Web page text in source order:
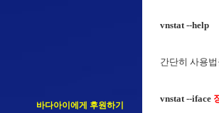
바다아이에게 후원하기
vnstat --help
간단히 사용
vnstat --iface